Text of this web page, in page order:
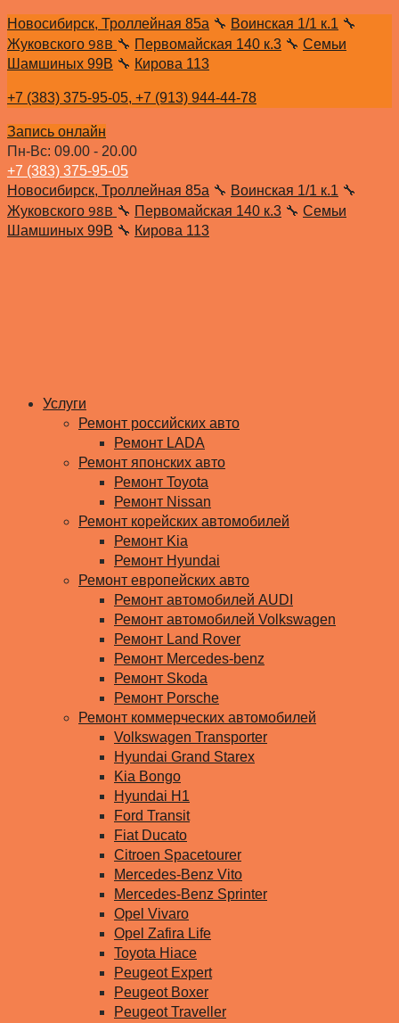
Новосибирск, Троллейная 85а 🔧 Воинская 1/1 к.1 🔧
Жуковского 98В 🔧 Первомайская 140 к.3 🔧 Семьи
Шамшиных 99В 🔧 Кирова 113
+7 (383) 375-95-05, +7 (913) 944-44-78
Запись онлайн
Пн-Вс: 09.00 - 20.00
+7 (383) 375-95-05
Новосибирск, Троллейная 85а 🔧 Воинская 1/1 к.1 🔧
Жуковского 98В 🔧 Первомайская 140 к.3 🔧 Семьи
Шамшиных 99В 🔧 Кирова 113
Услуги
Ремонт российских авто
Ремонт LADA
Ремонт японских авто
Ремонт Toyota
Ремонт Nissan
Ремонт корейских автомобилей
Ремонт Kia
Ремонт Hyundai
Ремонт европейских авто
Ремонт автомобилей AUDI
Ремонт автомобилей Volkswagen
Ремонт Land Rover
Ремонт Mercedes-benz
Ремонт Skoda
Ремонт Porsche
Ремонт коммерческих автомобилей
Volkswagen Transporter
Hyundai Grand Starex
Kia Bongo
Hyundai H1
Ford Transit
Fiat Ducato
Citroen Spacetourer
Mercedes-Benz Vito
Mercedes-Benz Sprinter
Opel Vivaro
Opel Zafira Life
Toyota Hiace
Peugeot Expert
Peugeot Boxer
Peugeot Traveller